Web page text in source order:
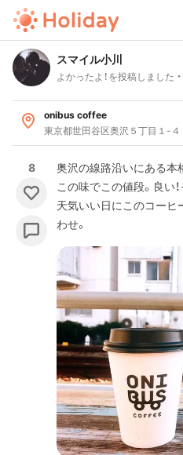
スマイル小川
よかったよ！を投稿しました
onibus coffee
東京都世田谷区奥沢５丁目１-４
8
奥沢の線路沿いにある本
この味でこの値段。良い！
天気いい日にこのコーヒ
わせ。